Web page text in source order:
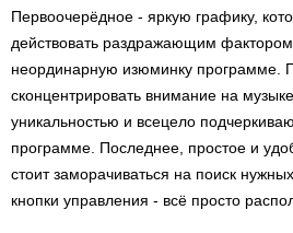
Первоочерёдное - яркую графику,
действовать раздражающим
неординарную изюминку программе.
сконцентрировать внимание на
уникальностью и всецело
программе. Последнее, простое и
стоит заморачиваться на поиск
кнопки управления - всё просто